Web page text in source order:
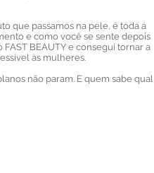
que passamos na pele, é toda a
e como você se sente depois
BEAUTY e consegui tornar a
às mulheres.
não param. E quem sabe qual